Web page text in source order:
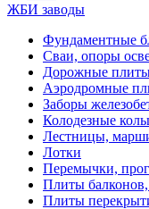
ЖБИ заводы
Фундаментные
Сваи, опоры
Дорожные
Аэродромные
Заборы
Колодезные
Лестницы,
Лотки
Перемычки,
Плиты
Плиты